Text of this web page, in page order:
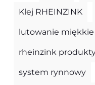
Klej RHEINZINK
lutowanie miękkie
rheinzink
system rynnowy